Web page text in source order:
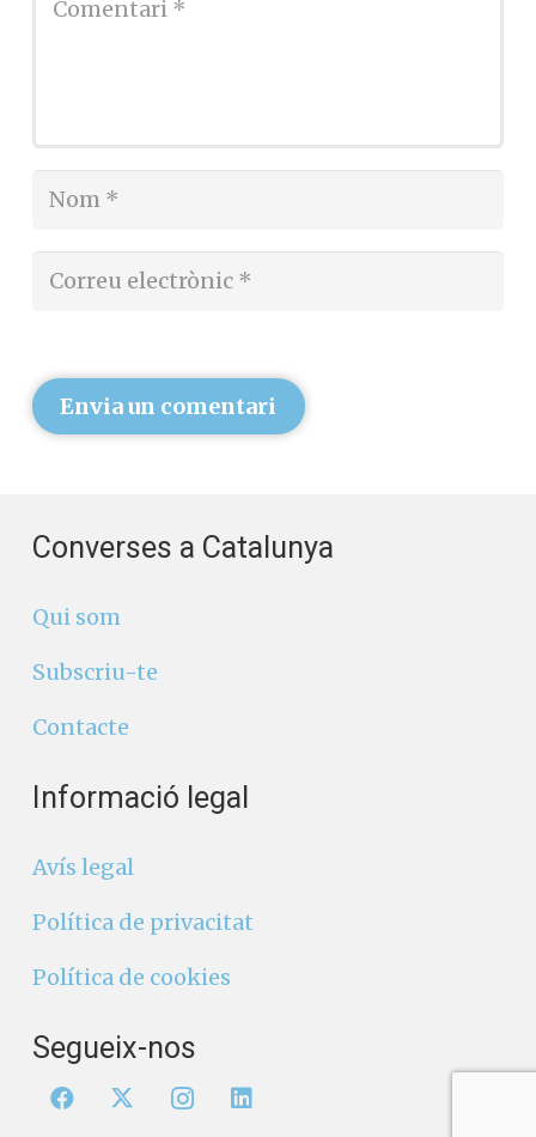
Envia un comentari
Converses a Catalunya
Qui som
Subscriu-te
Contacte
Informació legal
Avís legal
Política de privacitat
Política de cookies
Segueix-nos